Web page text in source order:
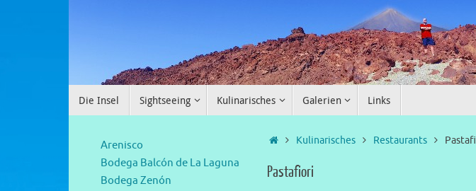
Die Insel Sightseeing Kulinarisches Galerien Links
Kulinarisches Restaurants
Pastafiori
Arenisco
Bodega Balcón de La Laguna
Bodega Zenón